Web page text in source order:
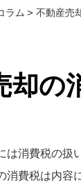
ラム 不動産売
却の
は消費税の扱
消費税は内容